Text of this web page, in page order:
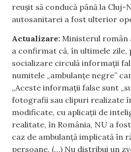
reușit să conducă până la Cluj-
autosanitarei a fost ulterior
Actualizare: Ministerul
a confirmat că, în ultimele zile,
socializare circulă informații
numitele „ambulanțe negre”
„Aceste informații false sunt
fotografii sau clipuri realizate
modificate, cu aplicații de
realitate, în România, NU a
caz de ambulanță implicată în
persoane. (…) Nu distribui un